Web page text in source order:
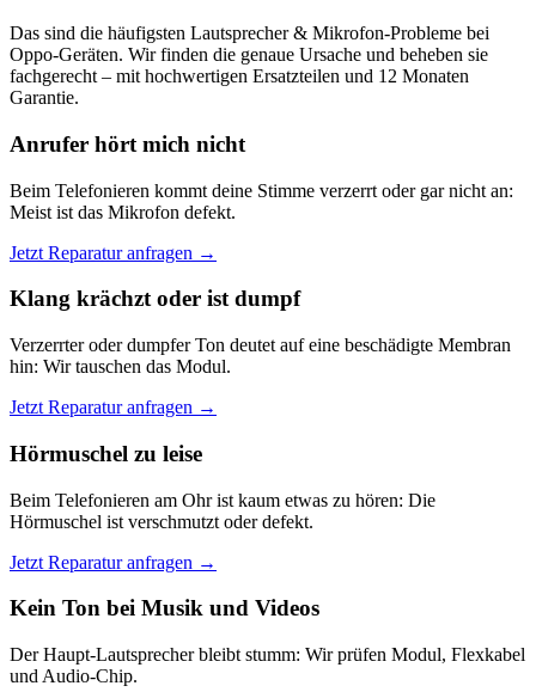
Das sind die häufigsten Lautsprecher & Mikrofon-Probleme bei
Oppo-Geräten. Wir finden die genaue Ursache und beheben sie
fachgerecht – mit hochwertigen Ersatzteilen und 12 Monaten
Garantie.
Anrufer hört mich nicht
Beim Telefonieren kommt deine Stimme verzerrt oder gar nicht an:
Meist ist das Mikrofon defekt.
Jetzt Reparatur anfragen →
Klang krächzt oder ist dumpf
Verzerrter oder dumpfer Ton deutet auf eine beschädigte Membran
hin: Wir tauschen das Modul.
Jetzt Reparatur anfragen →
Hörmuschel zu leise
Beim Telefonieren am Ohr ist kaum etwas zu hören: Die
Hörmuschel ist verschmutzt oder defekt.
Jetzt Reparatur anfragen →
Kein Ton bei Musik und Videos
Der Haupt-Lautsprecher bleibt stumm: Wir prüfen Modul, Flexkabel
und Audio-Chip.